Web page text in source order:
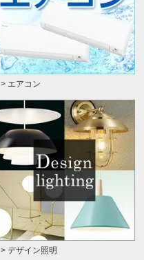
> エアコン
> デザイン照明